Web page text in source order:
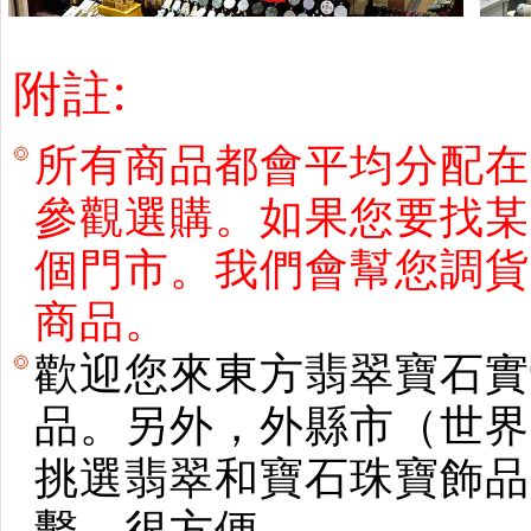
附註:
所有商品都會平均分配
參觀選購。如果您要找
個門市。我們會幫您調
商品。
歡迎您來東方翡翠寶石
品。另外，外縣市（世
挑選翡翠和寶石珠寶飾